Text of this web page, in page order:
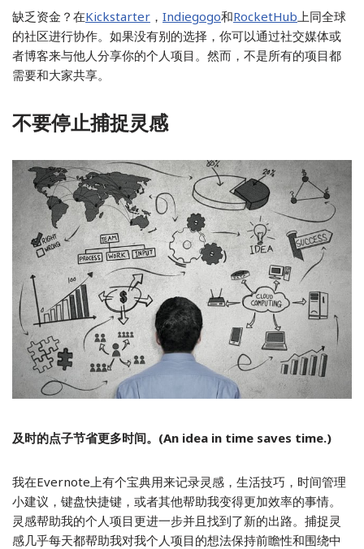
缺乏资金？在Kickstarter ， Indiegogo和RocketHub 上同全球
的社区进行协作。如果没有别的选择，你可以通过社交媒体或
者博客来与他人分享你的个人项目。然而，不是所有的项目都
需要和大家共享。
不要停止捕捉灵感
及时的点子节省更多时间。(An idea in time saves time.)
我在Evernote上有个宝典用来记录灵感，生活技巧，时间管理
小建议，键盘快捷键，或者其他帮助我变得更加效率的事情。
灵感帮助我的个人项目更进一步并且找到了新的出路。捕捉灵
感几乎每天都帮助我对我个人项目的想法保持前瞻性和围绕中